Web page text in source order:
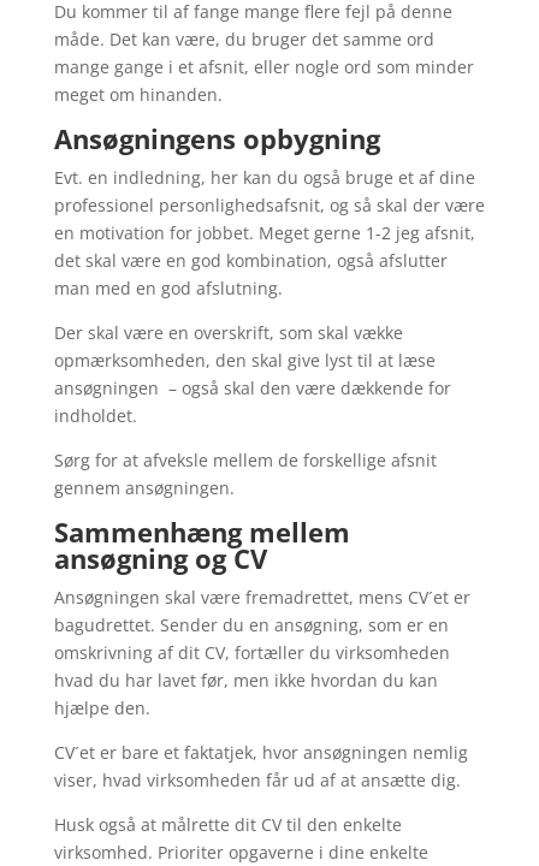
Du kommer til af fange mange flere fejl på denne
måde. Det kan være, du bruger det samme ord
mange gange i et afsnit, eller nogle ord som minder
meget om hinanden.
Ansøgningens opbygning
Evt. en indledning, her kan du også bruge et af dine
professionel personlighedsafsnit, og så skal der være
en motivation for jobbet. Meget gerne 1-2 jeg afsnit,
det skal være en god kombination, også afslutter
man med en god afslutning.
Der skal være en overskrift, som skal vække
opmærksomheden, den skal give lyst til at læse
ansøgningen – også skal den være dækkende for
indholdet.
Sørg for at afveksle mellem de forskellige afsnit
gennem ansøgningen.
Sammenhæng mellem
ansøgning og CV
Ansøgningen skal være fremadrettet, mens CV´et er
bagudrettet. Sender du en ansøgning, som er en
omskrivning af dit CV, fortæller du virksomheden
hvad du har lavet før, men ikke hvordan du kan
hjælpe den.
CV´et er bare et faktatjek, hvor ansøgningen nemlig
viser, hvad virksomheden får ud af at ansætte dig.
Husk også at målrette dit CV til den enkelte
virksomhed. Prioriter opgaverne i dine enkelte